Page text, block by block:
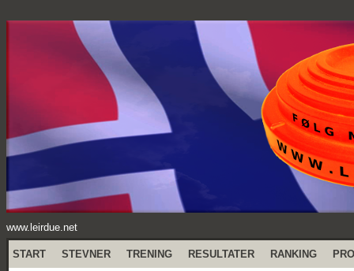
www.leirdue.net
START STEVNER TRENING RESULTATER RANKING